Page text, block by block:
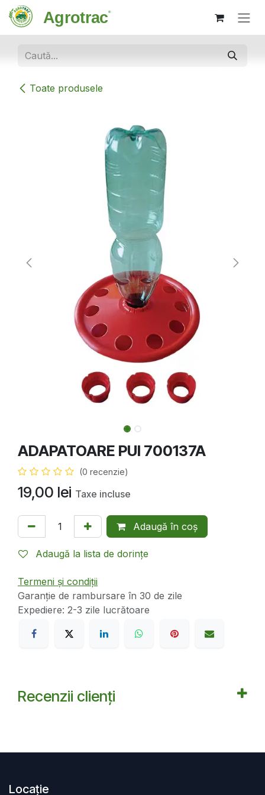
Sari la conținut
Toate produsele
ADAPATOARE PUI 700137A
(0 recenzie)
19,00 lei Taxe incluse
Adaugă în coș
Adaugă la lista de dorințe
Termeni și condiții
Garanție de rambursare în 30 de zile
Expediere: 2-3 zile lucrătoare
Recenzii clienți
Locație